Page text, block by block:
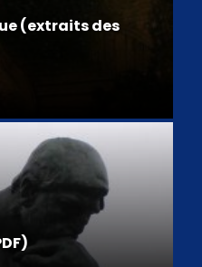
(extraits des